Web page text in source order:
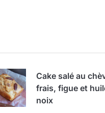
Cake salé au
frais, figue et
noix